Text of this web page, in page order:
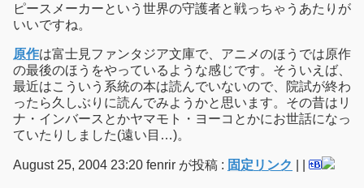
ピースメーカーという世界の守護者と戦っちゃうあたりが
いいですね。
原作は富士見ファンタジア文庫で、アニメのほうでは原作
の最後のほうをやっているような感じです。そういえば、
最近はこういう系統の本は読んでいないので、院試が終わ
ったら久しぶりに読んでみようかと思います。その昔はリ
ナ・インバースとかヤマモト・ヨーコとかにお世話になっ
ていたりしました(遠い目…)。
August 25, 2004 23:20 fenrir が投稿 : 固定リンク